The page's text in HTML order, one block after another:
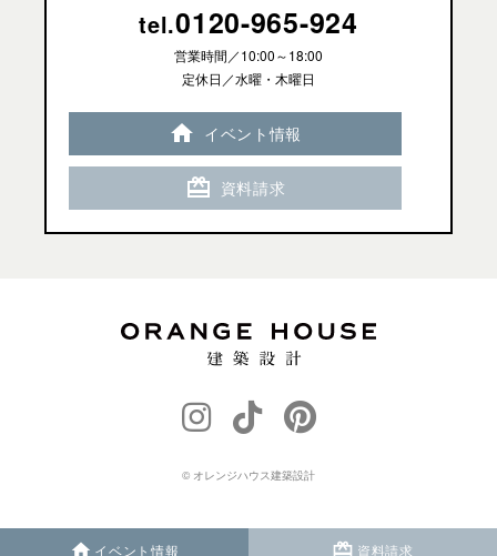
tel.0120-965-924
営業時間／10:00～18:00
定休日／水曜・木曜日
イベント情報
資料請求
© オレンジハウス建築設計
イベント情報 資料請求